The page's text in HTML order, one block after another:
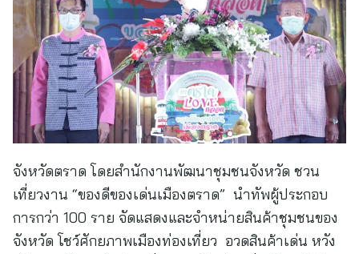
จังหวัดตราด โดยสำนักงานพัฒนาชุมชนจังหวัด ชวน
เที่ยวงาน “ของดีของเด่นเมืองตราด” นำทัพผู้ประกอบ
การกว่า 100 ราย จัดแสดงและจำหน่ายสินค้าชุมชนของ
จังหวัด โชว์ศักยภาพเมืองท่องเที่ยว อวดสินค้าเด่น หวัง